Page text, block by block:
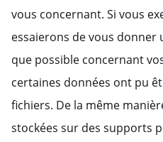
vous concernant. Si vous
essaierons de vous donner
que possible concernant
certaines données ont pu
fichiers. De la même
stockées sur des supports